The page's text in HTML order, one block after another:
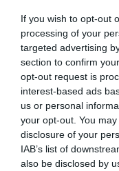
If you wish to opt-out
processing of your
targeted advertising
section to confirm
opt-out request is
interest-based ads
us or personal
your opt-out. You
disclosure of your
IAB’s list of
also be disclosed by
24.11.2023